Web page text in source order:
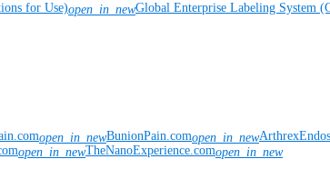
for Use)open_in_newGlobal Enterprise Labeling System
open_in_newBunionPain.comopen_in_new
open_in_newTheNanoExperience.comopen_in_new